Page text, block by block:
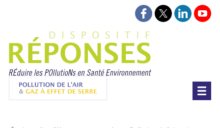
Pollution de l'air & gaz à effet de serre
Suivez-nous sur
Suivez-nous